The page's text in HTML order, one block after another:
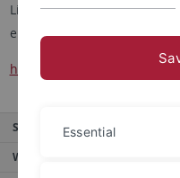
Link zur Homepage der
erschienenen Bände:
https://www.steiner-
Service
Weitere Angebote
Essential